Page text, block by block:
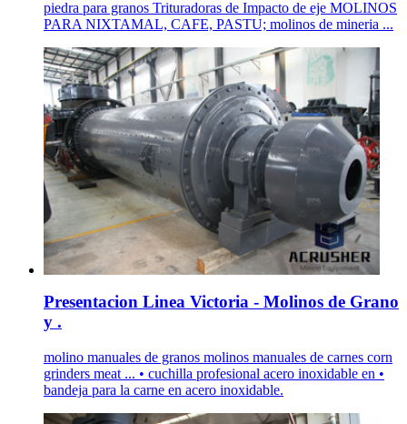
piedra para granos Trituradoras de Impacto de eje MOLINOS
PARA NIXTAMAL, CAFE, PASTU; molinos de mineria ...
Presentacion Linea Victoria - Molinos de Grano
y .
molino manuales de granos molinos manuales de carnes corn
grinders meat ... • cuchilla profesional acero inoxidable en •
bandeja para la carne en acero inoxidable.